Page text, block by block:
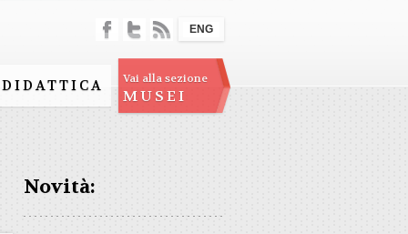
DIDATTICA Vai alla sezione
MUSEI
ENG
Novità: